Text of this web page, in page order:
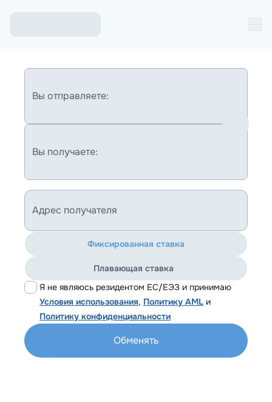
Вы отправляете:
Вы получаете:
Адрес получателя
Я не являюсь резидентом ЕС/ЕЭЗ и принимаю
Условия использования, Политику AML и
Политику конфиденциальности
Фиксированная ставка
Плавающая ставка
Обменять